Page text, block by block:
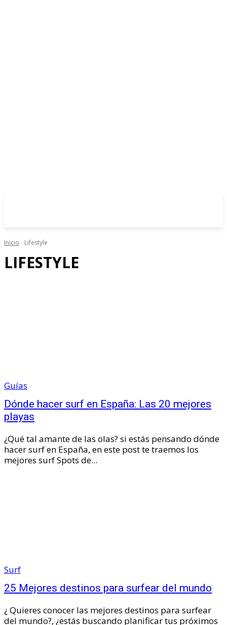
Inicio Lifestyle
LIFESTYLE
Guías
Dónde hacer surf en España: Las 20 mejores
playas
¿Qué tal amante de las olas? si estás pensando dónde
hacer surf en España, en este post te traemos los
mejores surf Spots de...
Surf
25 Mejores destinos para surfear del mundo
¿ Quieres conocer las mejores destinos para surfear
del mundo?, ¿estás buscando planificar tus próximos